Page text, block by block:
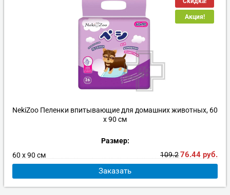
Акция!
NekiZoo Пеленки впитывающие для домашних животных, 60
х 90 см
Размер:
60 х 90 см
109.276.44 руб.
Заказать